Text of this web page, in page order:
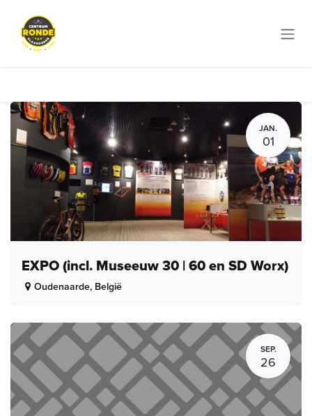
JAN.
01
EXPO (incl. Museeuw 30 | 60 en SD Worx)
Oudenaarde, België
SEP.
26